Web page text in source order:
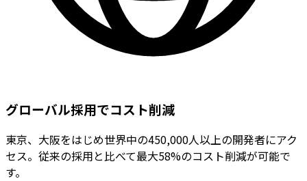
グローバル採用でコスト削減
東京、大阪をはじめ世界中の450,000人以上の開発者にアク
セス。従来の採用と比べて最大58%のコスト削減が可能で
す。